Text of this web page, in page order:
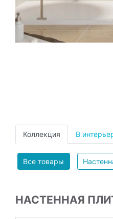
Коллекция В
Все товары
НАСТЕННАЯ